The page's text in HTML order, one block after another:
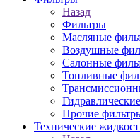
Назад
Фильтры
Масляные
Воздушные
Салонные
Топливные
Прочие
Технические